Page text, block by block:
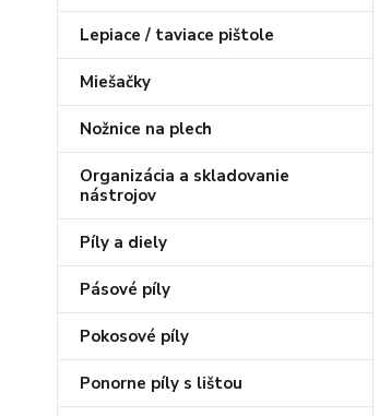
Lepiace / taviace pištole
Miešačky
Nožnice na plech
Organizácia a skladovanie
nástrojov
Píly a diely
Pásové píly
Pokosové píly
Ponorne píly s lištou